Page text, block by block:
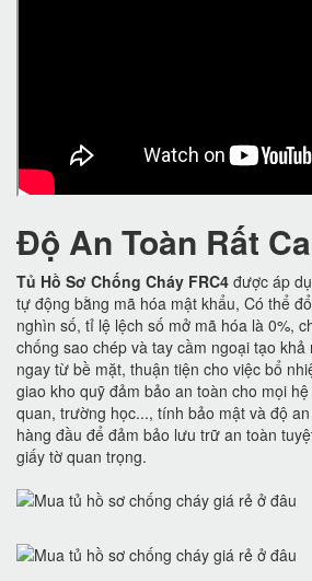
Độ An Toàn Rất
Tủ Hồ Sơ Chống Cháy FRC4 được áp
tự động bằng mã hóa mật khẩu, Có thể
nghìn số, tỉ lệ lệch số mở mã hóa là 0%,
chống sao chép và tay cầm ngoại tạo
ngay từ bề mặt, thuận tiện cho việc bổ
giao kho quỹ đảm bảo an toàn cho mọi
quan, trường học..., tính bảo mật và độ
hàng đầu để đảm bảo lưu trữ an toàn
giấy tờ quan trọng.